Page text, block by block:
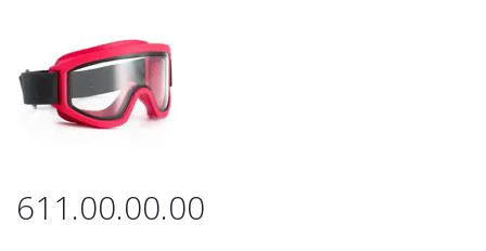
611.00.00.00